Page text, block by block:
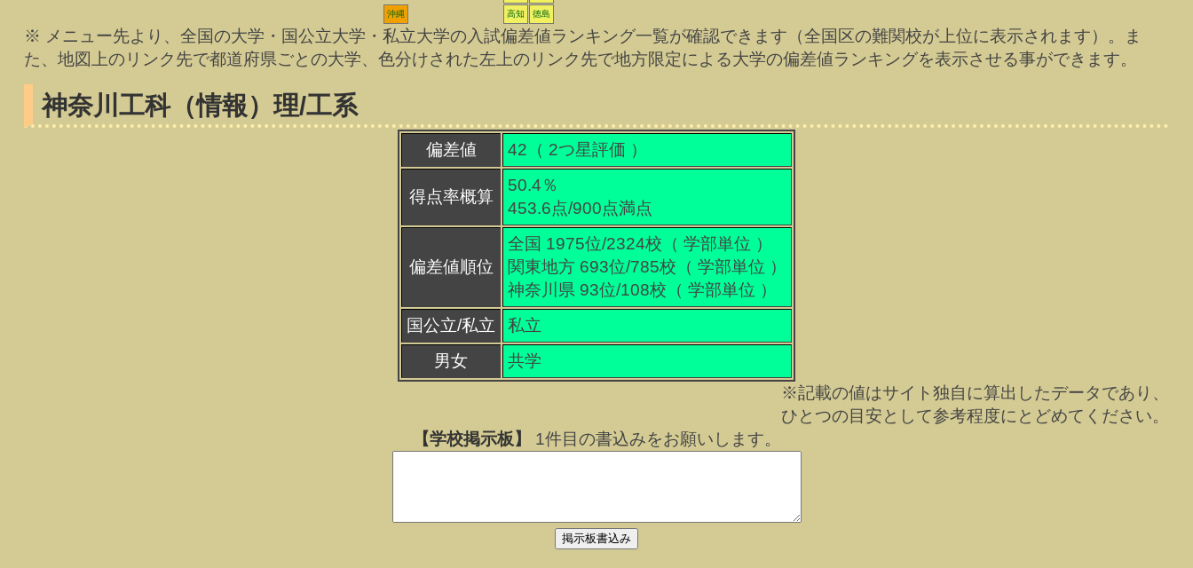
沖縄 高知 徳島
※ メニュー先より、全国の大学・国公立大学・私立大学の入試偏差値ランキング一覧が確認できます（全国区の難関校が上位に表示されます）。ま
た、地図上のリンク先で都道府県ごとの大学、色分けされた左上のリンク先で地方限定による大学の偏差値ランキングを表示させる事ができます。
神奈川工科（情報） 理/工系
偏差値 42（ 2つ星評価 ）
得点率概算
50.4％
453.6点/900点満点
偏差値順位
全国 1975位/2324校（ 学部単位 ）
関東地方 693位/785校（ 学部単位 ）
神奈川県 93位/108校（ 学部単位 ）
国公立/私立
私立
男女
共学
※記載の値はサイト独自に算出したデータであり、
ひとつの目安として参考程度にとどめてください。
【学校掲示板】
1件目の書込みをお願いします。